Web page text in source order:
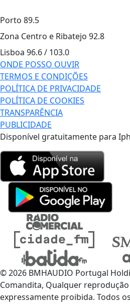
Porto 89.5
Zona Centro e Ribatejo 92.8
Lisboa 96.6 / 103.0
ONDE POSSO OUVIR
TERMOS E CONDIÇÕES
POLÍTICA DE PRIVACIDADE
POLÍTICA DE COOKIES
TRANSPARÊNCIA
PUBLICIDADE
Disponível gratuitamente para
© 2026 BMHAUDIO Portugal
Comandita, Qualquer
expressamente proibida. Todos